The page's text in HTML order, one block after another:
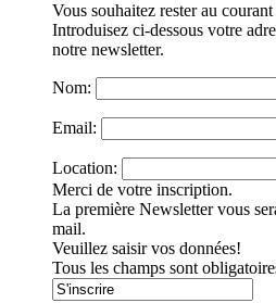
Vous souhaitez rester au
Introduisez ci-dessous votre
notre newsletter.
Nom:
Email:
Location:
Merci de votre inscription.
La première Newsletter vous
mail.
Veuillez saisir vos données!
Tous les champs sont